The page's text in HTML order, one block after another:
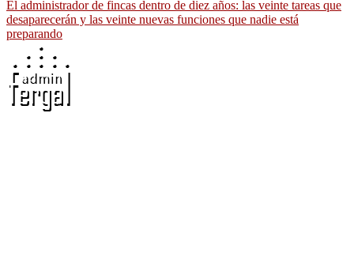
El administrador de fincas dentro de diez años: las veinte tareas que
desaparecerán y las veinte nuevas funciones que nadie está
preparando